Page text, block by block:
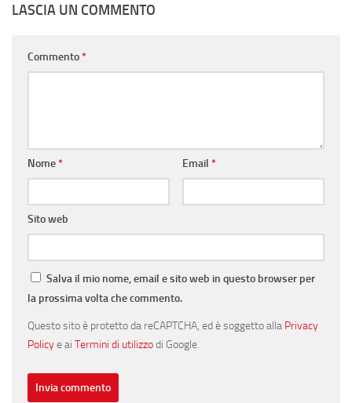
LASCIA UN COMMENTO
Commento*
Nome* Email *
Sito web
Salva il mio nome, email e sito web in questo browser per
la prossima volta che commento.
Questo sito è protetto da reCAPTCHA, ed è soggetto alla Privacy
Policye ai Termini di utilizzodi Google.